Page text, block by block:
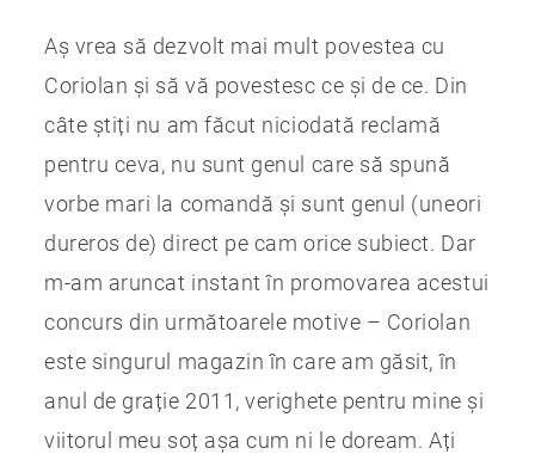
Aș vrea să dezvolt mai mult povestea cu
Coriolan și să vă povestesc ce și de ce. Din
câte știți nu am făcut niciodată reclamă
pentru ceva, nu sunt genul care să spună
vorbe mari la comandă și sunt genul (uneori
dureros de) direct pe cam orice subiect. Dar
m-am aruncat instant în promovarea acestui
concurs din următoarele motive – Coriolan
este singurul magazin în care am găsit, în
anul de grație 2011, verighete pentru mine și
viitorul meu soț așa cum ni le doream. Ați